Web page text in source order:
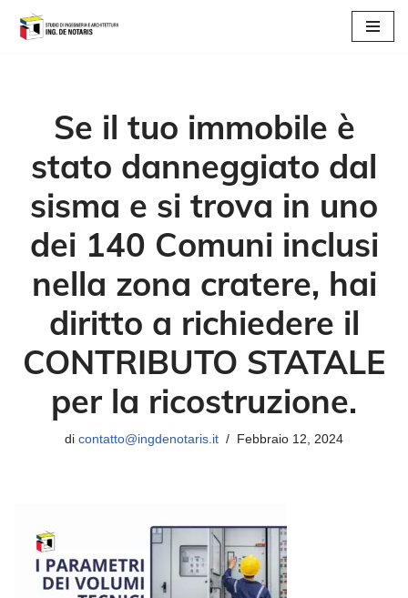
Se il tuo immobile è
stato danneggiato dal
sisma e si trova in uno
dei 140 Comuni inclusi
nella zona cratere, hai
diritto a richiedere il
CONTRIBUTO STATALE
per la ricostruzione.
di contatto@ingdenotaris.it Febbraio 12, 2024